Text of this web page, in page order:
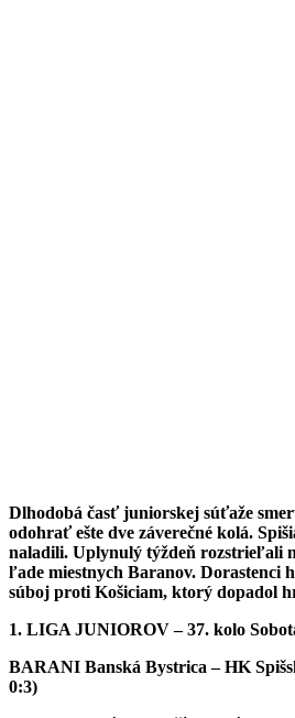
Dlhodobá časť juniorskej súťaže
odohrať ešte dve záverečné kolá.
naladili. Uplynulý týždeň rozstrieľali
ľade miestnych Baranov. Dorastenci
súboj proti Košiciam, ktorý dopadol
1. LIGA JUNIOROV – 37. kolo
BARANI Banská Bystrica – HK
0:3)